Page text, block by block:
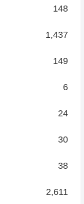
148
1,437
149
6
24
30
38
2,611